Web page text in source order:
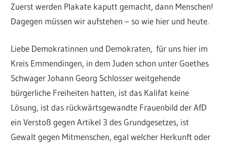
Zuerst werden Plakate kaputt gemacht, dann Menschen!
Dagegen müssen wir aufstehen – so wie hier und heute.
Liebe Demokratinnen und Demokraten, für uns hier im
Kreis Emmendingen, in dem Juden schon unter Goethes
Schwager Johann Georg Schlosser weitgehende
bürgerliche Freiheiten hatten, ist das Kalifat keine
Lösung, ist das rückwärtsgewandte Frauenbild der AfD
ein Verstoß gegen Artikel 3 des Grundgesetzes, ist
Gewalt gegen Mitmenschen, egal welcher Herkunft oder